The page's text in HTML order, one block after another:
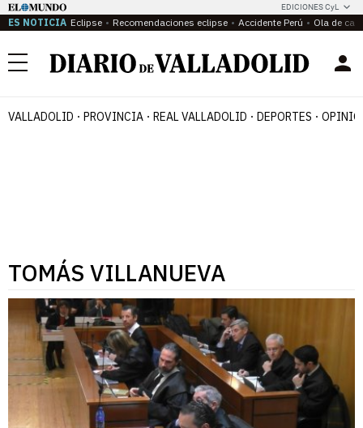
EDICIONES CyL
ES NOTICIA Eclipse Recomendaciones eclipse Accidente Perú Ola de
Menú
VALLADOLID PROVINCIA REAL VALLADOLID DEPORTES
TOMÁS VILLANUEVA